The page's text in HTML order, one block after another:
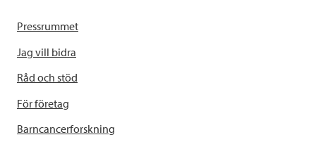
Pressrummet
Jag vill bidra
Råd och stöd
För företag
Barncancerforskning